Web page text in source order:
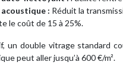
: Réduit la
le coût de 15 à 25%.
un double vitrage standard
peut aller jusqu’à 600 €/m².